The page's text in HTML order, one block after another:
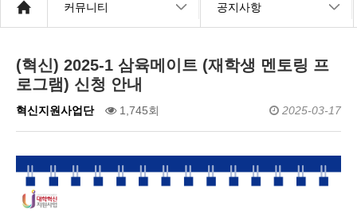
커뮤니티 공지사항
(혁신) 2025-1 삼육메이트 (재학생 멘토링 프
로그램) 신청 안내
혁신지원사업단 1,745회 2025-03-17